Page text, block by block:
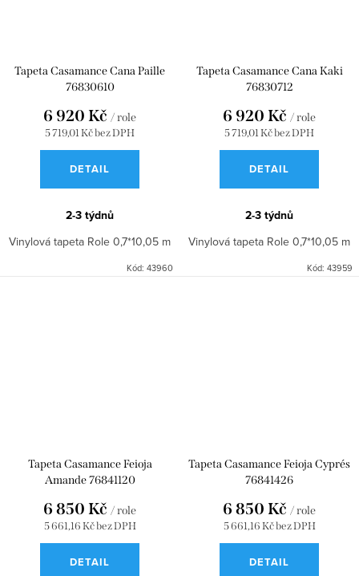
Tapeta Casamance Cana Paille
76830610
5 719,01 Kč bez DPH
6 920 Kč / role
DETAIL
2-3 týdnů
Vinylová tapeta Role 0,7*10,05 m
Kód: 43960
Tapeta Casamance Cana Kaki
76830712
5 719,01 Kč bez DPH
6 920 Kč / role
DETAIL
2-3 týdnů
Vinylová tapeta Role 0,7*10,05 m
Kód: 43959
Tapeta Casamance Feioja
Amande 76841120
5 661,16 Kč bez DPH
6 850 Kč / role
DETAIL
Tapeta Casamance Feioja Cyprés
76841426
5 661,16 Kč bez DPH
6 850 Kč / role
DETAIL